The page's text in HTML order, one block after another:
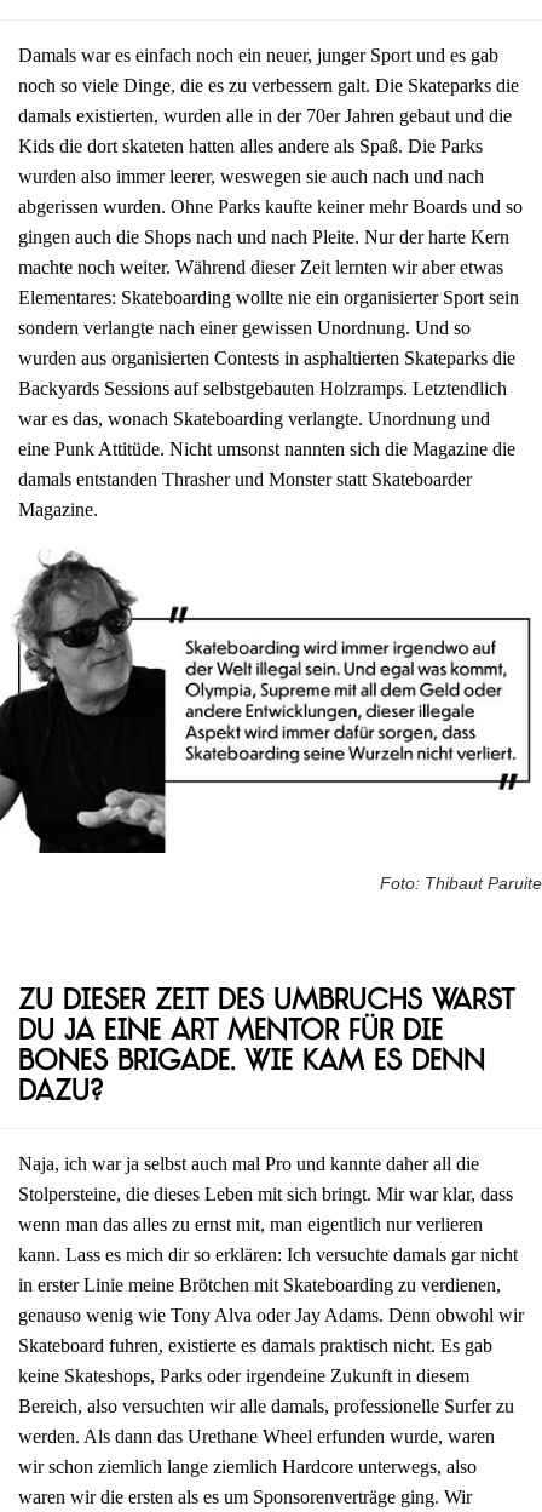
Damals war es einfach noch ein neuer, junger Sport und es gab
noch so viele Dinge, die es zu verbessern galt. Die Skateparks die
damals existierten, wurden alle in der 70er Jahren gebaut und die
Kids die dort skateten hatten alles andere als Spaß. Die Parks
wurden also immer leerer, weswegen sie auch nach und nach
abgerissen wurden. Ohne Parks kaufte keiner mehr Boards und so
gingen auch die Shops nach und nach Pleite. Nur der harte Kern
machte noch weiter. Während dieser Zeit lernten wir aber etwas
Elementares: Skateboarding wollte nie ein organisierter Sport sein
sondern verlangte nach einer gewissen Unordnung. Und so
wurden aus organisierten Contests in asphaltierten Skateparks die
Backyards Sessions auf selbstgebauten Holzramps. Letztendlich
war es das, wonach Skateboarding verlangte. Unordnung und
eine Punk Attitüde. Nicht umsonst nannten sich die Magazine die
damals entstanden Thrasher und Monster statt Skateboarder
Magazine.
Foto: Thibaut Paruite
Zu dieser Zeit des Umbruchs warst
du ja eine Art Mentor für die
Bones Brigade. Wie kam es denn
dazu?
Naja, ich war ja selbst auch mal Pro und kannte daher all die
Stolpersteine, die dieses Leben mit sich bringt. Mir war klar, dass
wenn man das alles zu ernst mit, man eigentlich nur verlieren
kann. Lass es mich dir so erklären: Ich versuchte damals gar nicht
in erster Linie meine Brötchen mit Skateboarding zu verdienen,
genauso wenig wie Tony Alva oder Jay Adams. Denn obwohl wir
Skateboard fuhren, existierte es damals praktisch nicht. Es gab
keine Skateshops, Parks oder irgendeine Zukunft in diesem
Bereich, also versuchten wir alle damals, professionelle Surfer zu
werden. Als dann das Urethane Wheel erfunden wurde, waren
wir schon ziemlich lange ziemlich Hardcore unterwegs, also
waren wir die ersten als es um Sponsorenverträge ging. Wir